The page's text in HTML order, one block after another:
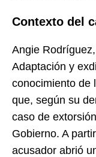
Contexto del
Angie
Adaptación y
conocimiento de
que, según su
caso de
Gobierno. A
acusador abrió